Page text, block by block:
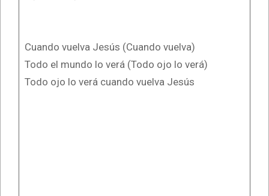
Cuando vuelva Jesús (Cuando vuelva)
Todo el mundo lo verá (Todo ojo lo verá)
Todo ojo lo verá cuando vuelva Jesús